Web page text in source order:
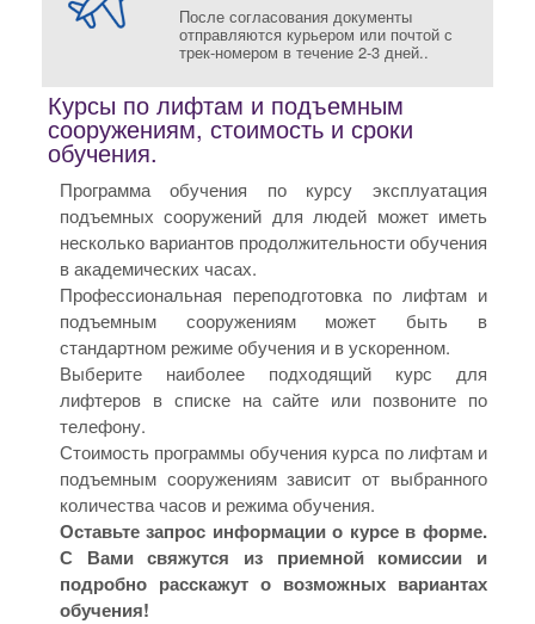
После согласования документы
отправляются курьером или почтой с
трек-номером в течение 2-3 дней..
Курсы по лифтам и подъемным
сооружениям, стоимость и сроки
обучения.
Программа обучения по курсу эксплуатация
подъемных сооружений для людей может иметь
несколько вариантов продолжительности обучения
в академических часах.
Профессиональная переподготовка по лифтам и
подъемным сооружениям может быть в
стандартном режиме обучения и в ускоренном.
Выберите наиболее подходящий курс для
лифтеров в списке на сайте или позвоните по
телефону.
Стоимость программы обучения курса по лифтам и
подъемным сооружениям зависит от выбранного
количества часов и режима обучения.
Оставьте запрос информации о курсе в форме.
С Вами свяжутся из приемной комиссии и
подробно расскажут о возможных вариантах
обучения!